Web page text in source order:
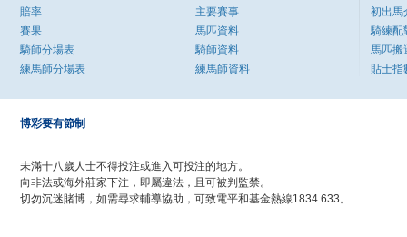
賠率
賽果
騎師分場表
練馬師分場表
主要賽事
馬匹資料
騎師資料
練馬師資料
初出馬
騎練配
馬匹搬
貼士指
博彩要有節制
未滿十八歲人士不得投注或進入可投注的地方。
向非法或海外莊家下注，即屬違法，且可被判監禁。
切勿沉迷賭博，如需尋求輔導協助，可致電平和基金熱線1834 633。